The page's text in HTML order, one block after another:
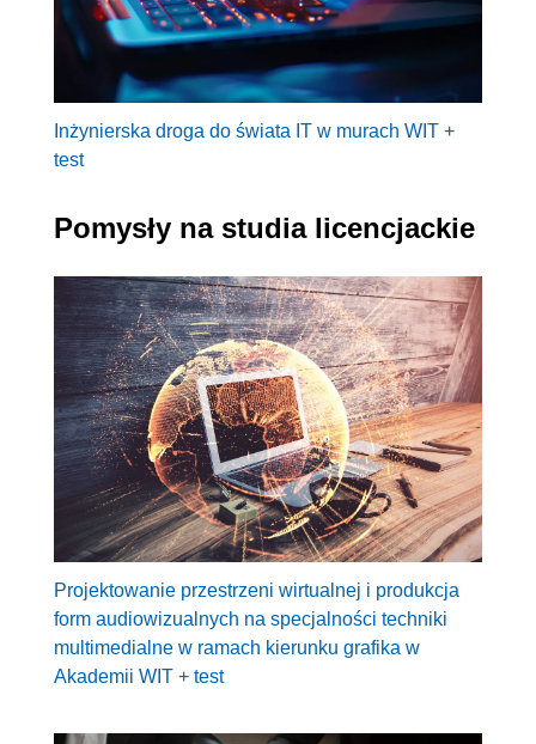
Inżynierska droga do świata IT w murach WIT +
test
Pomysły na studia licencjackie
Projektowanie przestrzeni wirtualnej i produkcja
form audiowizualnych na specjalności techniki
multimedialne w ramach kierunku grafika w
Akademii WIT + test